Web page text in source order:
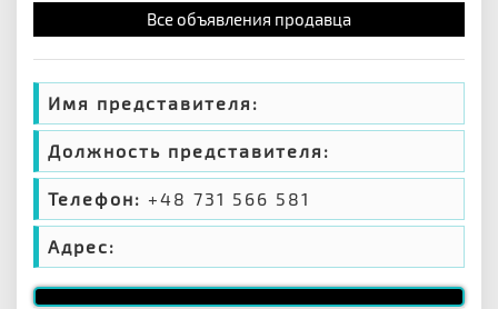
Все объявления продавца
Имя представителя:
Должность представителя:
Телефон: +48 731 566 581
Адрес: